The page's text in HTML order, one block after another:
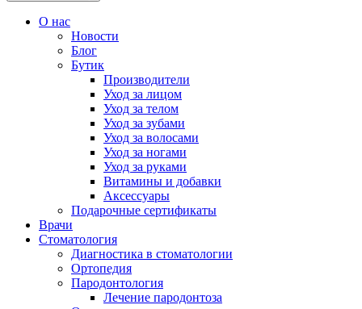
О нас
Новости
Блог
Бутик
Производители
Уход за лицом
Уход за телом
Уход за зубами
Уход за волосами
Уход за ногами
Уход за руками
Витамины и добавки
Аксессуары
Подарочные сертификаты
Врачи
Стоматология
Диагностика в стоматологии
Ортопедия
Пародонтология
Лечение пародонтоза